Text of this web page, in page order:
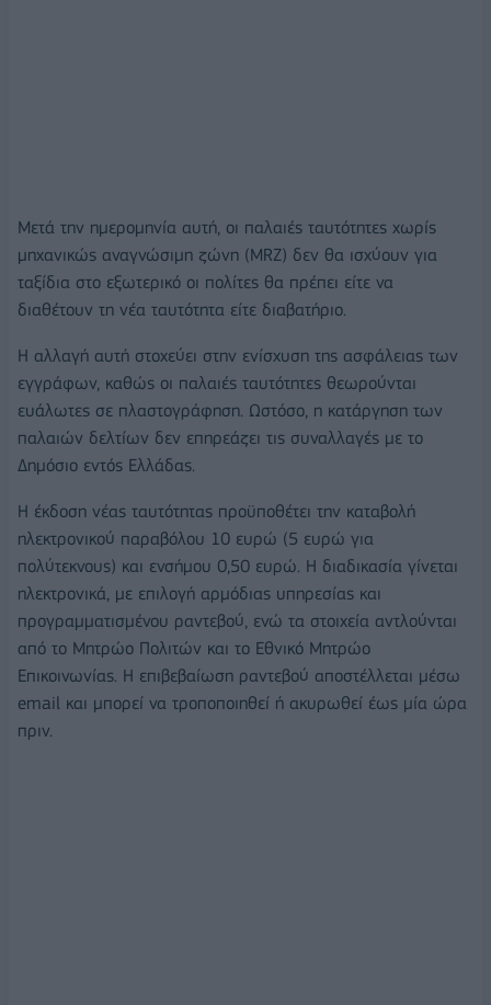
Μετά την ημερομηνία αυτή, οι παλαιές ταυτότητες χωρίς
μηχανικώς αναγνώσιμη ζώνη (MRZ) δεν θα ισχύουν για
ταξίδια στο εξωτερικό οι πολίτες θα πρέπει είτε να
διαθέτουν τη νέα ταυτότητα είτε διαβατήριο.
Η αλλαγή αυτή στοχεύει στην ενίσχυση της ασφάλειας των
εγγράφων, καθώς οι παλαιές ταυτότητες θεωρούνται
ευάλωτες σε πλαστογράφηση. Ωστόσο, η κατάργηση των
παλαιών δελτίων δεν επηρεάζει τις συναλλαγές με το
Δημόσιο εντός Ελλάδας.
Η έκδοση νέας ταυτότητας προϋποθέτει την καταβολή
ηλεκτρονικού παραβόλου 10 ευρώ (5 ευρώ για
πολύτεκνους) και ενσήμου 0,50 ευρώ. Η διαδικασία γίνεται
ηλεκτρονικά, με επιλογή αρμόδιας υπηρεσίας και
προγραμματισμένου ραντεβού, ενώ τα στοιχεία αντλούνται
από το Μητρώο Πολιτών και το Εθνικό Μητρώο
Επικοινωνίας. Η επιβεβαίωση ραντεβού αποστέλλεται μέσω
email και μπορεί να τροποποιηθεί ή ακυρωθεί έως μία ώρα
πριν.